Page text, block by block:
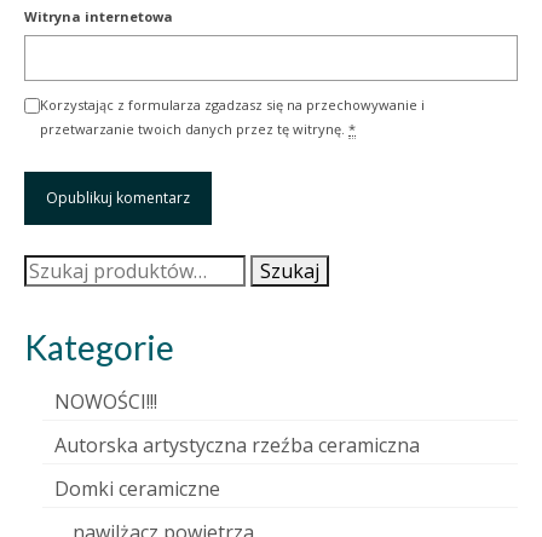
Witryna internetowa
Korzystając z formularza zgadzasz się na przechowywanie i
przetwarzanie twoich danych przez tę witrynę. *
Szukaj: Szukaj
Kategorie
NOWOŚCI!!!
Autorska artystyczna rzeźba ceramiczna
Domki ceramiczne